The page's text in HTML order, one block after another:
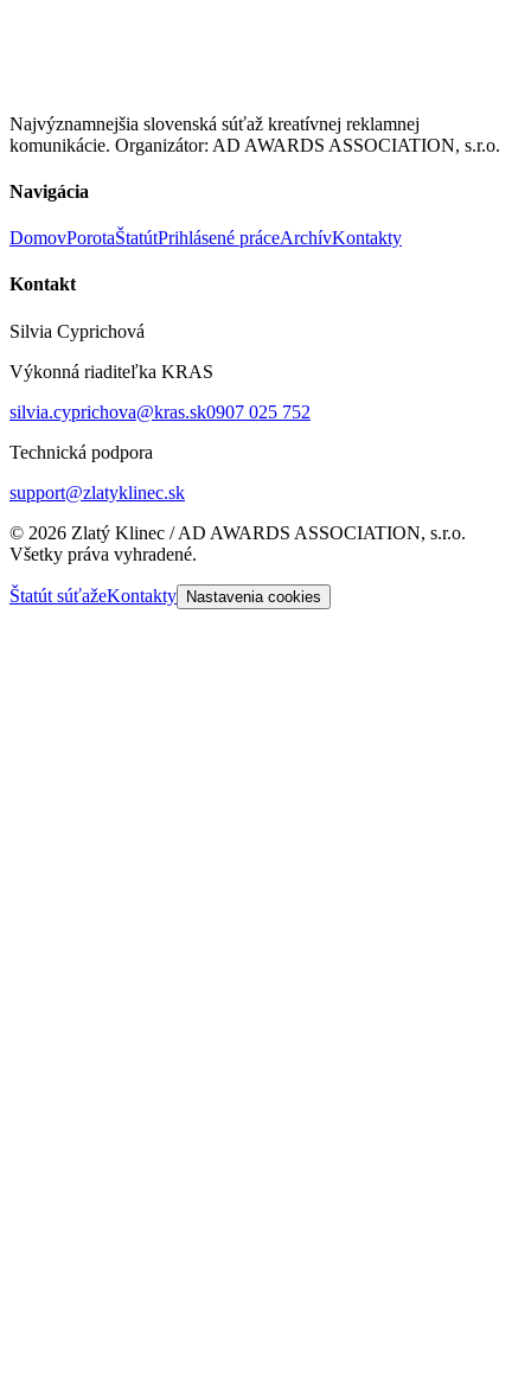
Najvýznamnejšia slovenská súťaž kreatívnej reklamnej
komunikácie. Organizátor: AD AWARDS ASSOCIATION, s.r.o.
Navigácia
DomovPorotaŠtatútPrihlásené práceArchívKontakty
Kontakt
Silvia Cyprichová
Výkonná riaditeľka KRAS
silvia.cyprichova@kras.sk0907 025 752
Technická podpora
support@zlatyklinec.sk
© 2026 Zlatý Klinec / AD AWARDS ASSOCIATION, s.r.o.
Všetky práva vyhradené.
Štatút súťažeKontakty Nastavenia cookies